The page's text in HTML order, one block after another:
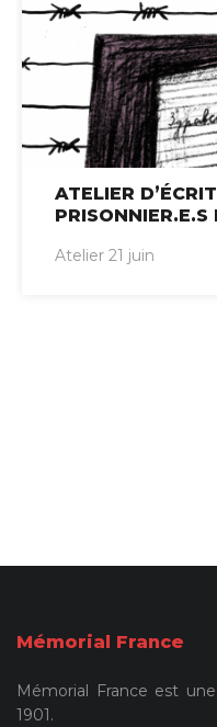
ATELIER
PRISONNIER.E.S
Atelier 21 juin
Mémorial France
Mémorial France est
1901.